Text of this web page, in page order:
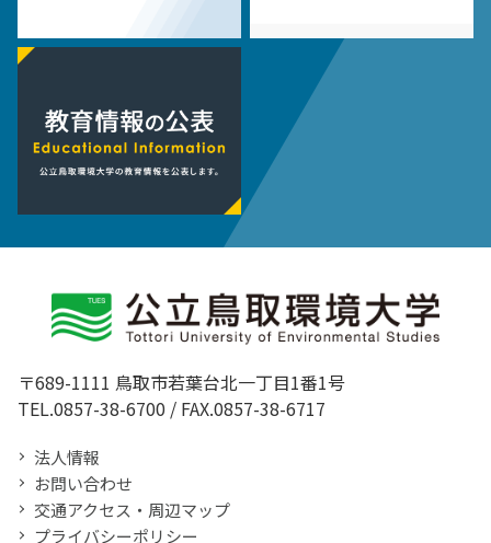
〒689-1111 鳥取市若葉台北一丁目1番1号
TEL.0857-38-6700 / FAX.0857-38-6717
法人情報
お問い合わせ
交通アクセス・周辺マップ
プライバシーポリシー